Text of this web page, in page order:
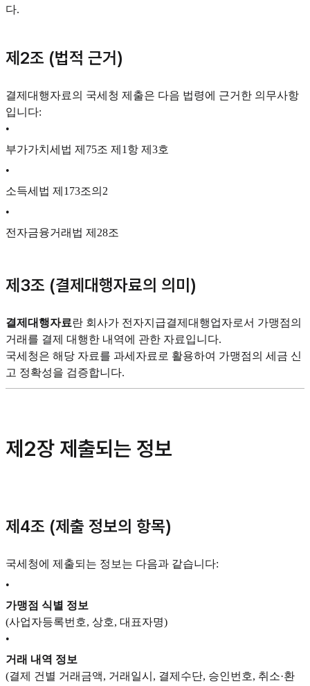
다.
제2조 (법적 근거)
결제대행자료의 국세청 제출은 다음 법령에 근거한 의무사항
입니다:
•
부가가치세법 제75조 제1항 제3호
•
소득세법 제173조의2
•
전자금융거래법 제28조
제3조 (결제대행자료의 의미)
결제대행자료 란 회사가 전자지급결제대행업자로서 가맹점의
거래를 결제 대행한 내역에 관한 자료입니다.
국세청은 해당 자료를 과세자료로 활용하여 가맹점의 세금 신
고 정확성을 검증합니다.
제2장 제출되는 정보
제4조 (제출 정보의 항목)
국세청에 제출되는 정보는 다음과 같습니다:
•
가맹점 식별 정보
(사업자등록번호, 상호, 대표자명)
•
거래 내역 정보
(결제 건별 거래금액, 거래일시, 결제수단, 승인번호, 취소·환